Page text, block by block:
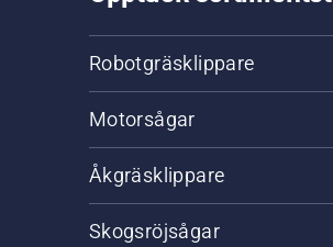
Robotgräsklippare
Motorsågar
Åkgräsklippare
Skogsröjsågar